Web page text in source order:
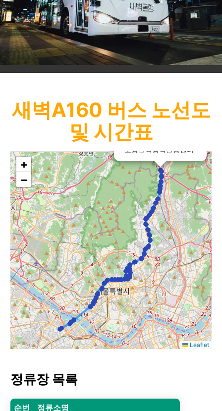
새벽A160 버스 노선도
및 시간표
도봉산역광역환승센터
+
−
Leaflet
정류장 목록
순번
정류소명